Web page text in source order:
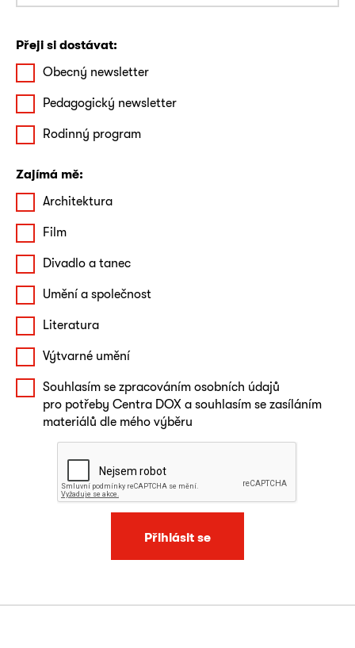
Přeji si dostávat:
Obecný newsletter
Pedagogický newsletter
Rodinný program
Zajímá mě:
Architektura
Film
Divadlo a tanec
Umění a společnost
Literatura
Výtvarné umění
Souhlasím se zpracováním osobních údajů
pro potřeby Centra DOX a souhlasím se zasíláním
materiálů dle mého výběru
Přihlásit se